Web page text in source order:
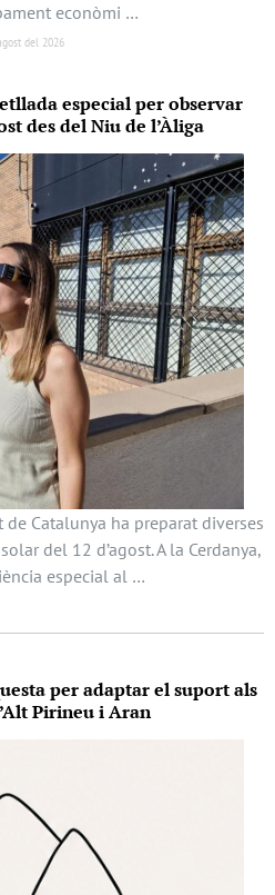
econòmi …
del 2026
especial per observar
des del Niu de l’Àliga
Catalunya ha preparat diverses
del 12 d’agost. A la Cerdanya,
especial al …
per adaptar el suport als
Pirineu i Aran